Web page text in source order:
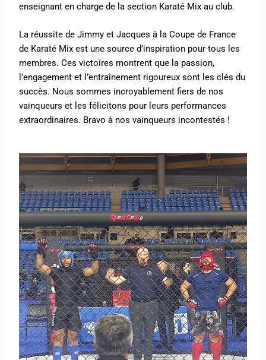
enseignant en charge de la section Karaté Mix au club.
La réussite de Jimmy et Jacques à la Coupe de France
de Karaté Mix est une source d’inspiration pour tous les
membres. Ces victoires montrent que la passion,
l’engagement et l’entraînement rigoureux sont les clés du
succès. Nous sommes incroyablement fiers de nos
vainqueurs et les félicitons pour leurs performances
extraordinaires. Bravo à nos vainqueurs incontestés !